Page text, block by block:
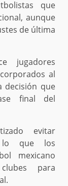
que
aunque
de última
jugadores
al
decisión que
final del
evitar
lo que los
mexicano
para